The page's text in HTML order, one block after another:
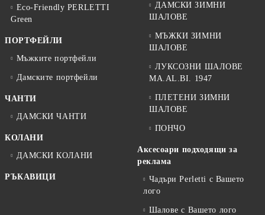
Eco-Friendly PERLETTI
Green
ПОРТФЕЙЛИ
Мъжките портфейли
Дамските портфейли
ЧАНТИ
ДАМСКИ ЧАНТИ
КОЛАНИ
ДАМСКИ КОЛАНИ
РЪКАВИЦИ
ДАМСКИ ЗИМНИ
ШАЛОВЕ
МЪЖКИ ЗИМНИ
ШАЛОВЕ
ЛУКСОЗНИ ШАЛОВЕ
MA.AL.BI. 1947
ПЛЕТЕНИ ЗИМНИ
ШАЛОВЕ
ПОНЧО
Аксесоари подходящи за
реклама
Чадъри Perletti с Вашето
лого
Шалове с Вашето лого